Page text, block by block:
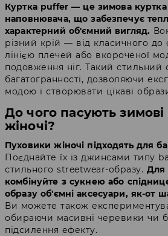
Куртка puffer — це зимова
наповнювача, що забезпечує
характерний об'ємний вигляд.
різний крій — від класичного
лінією плечей або вкороченої
подовження ніг. Такий стильний
багатогранності, дозволяючи
модою і створювати цікаві
До чого пасують зимові
жіночі?
Пуховики жіночі підходять для
Поєднайте їх із джинсами типу
стильного streetwear-образу. Для
комбінуйте з сукнею або
образу об'ємні аксесуари, як-от
Ви можете також
обираючи масивні черевики чи
підсилення ефекту.